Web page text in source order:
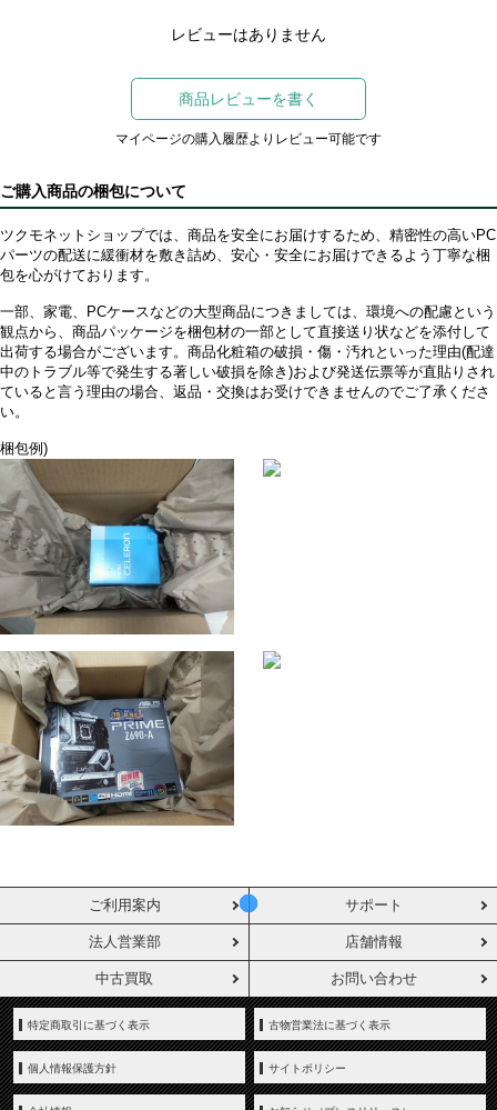
レビューはありません
商品レビューを書く
マイページの購入履歴よりレビュー可能です
ご購入商品の梱包について
ツクモネットショップでは、商品を安全にお届けするため、精密性の高いPC
パーツの配送に緩衝材を敷き詰め、安心・安全にお届けできるよう丁寧な梱
包を心がけております。
一部、家電、PCケースなどの大型商品につきましては、環境への配慮という
観点から、商品パッケージを梱包材の一部として直接送り状などを添付して
出荷する場合がございます。商品化粧箱の破損・傷・汚れといった理由(配達
中のトラブル等で発生する著しい破損を除き)および発送伝票等が直貼りされ
ていると言う理由の場合、返品・交換はお受けできませんのでご了承くださ
い。
梱包例)
ご利用案内 サポート
法人営業部 店舗情報
中古買取 お問い合わせ
特定商取引に基づく表示 古物営業法に基づく表示
個人情報保護方針 サイトポリシー